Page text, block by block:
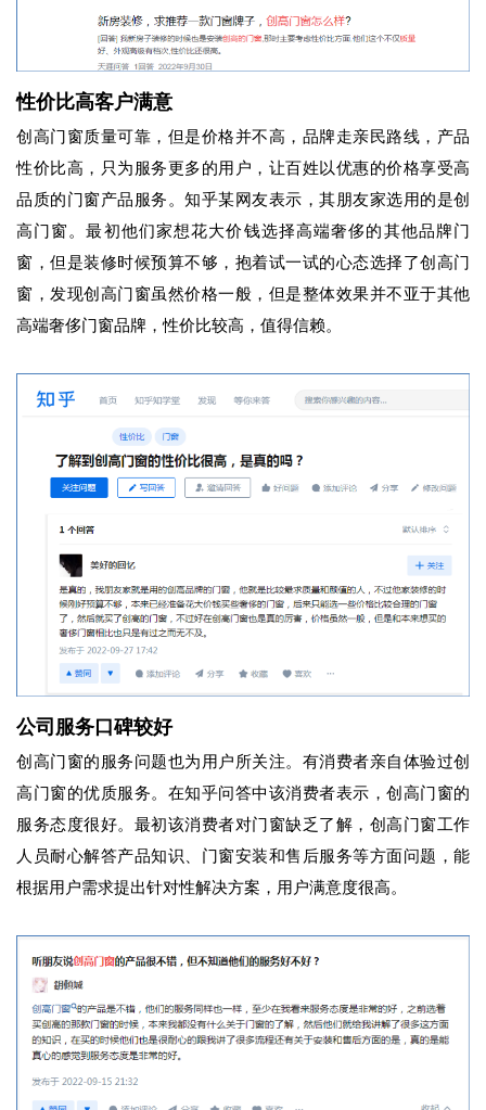
性价比高客户满意
创高门窗质量可靠，但是价格并不高，品牌走亲民路线，产品
性价比高，只为服务更多的用户，让百姓以优惠的价格享受高
品质的门窗产品服务。知乎某网友表示，其朋友家选用的是创
高门窗。最初他们家想花大价钱选择高端奢侈的其他品牌门
窗，但是装修时候预算不够，抱着试一试的心态选择了创高门
窗，发现创高门窗虽然价格一般，但是整体效果并不亚于其他
高端奢侈门窗品牌，性价比较高，值得信赖。
公司服务口碑较好
创高门窗的服务问题也为用户所关注。有消费者亲自体验过创
高门窗的优质服务。在知乎问答中该消费者表示，创高门窗的
服务态度很好。最初该消费者对门窗缺乏了解，创高门窗工作
人员耐心解答产品知识、门窗安装和售后服务等方面问题，能
根据用户需求提出针对性解决方案，用户满意度很高。